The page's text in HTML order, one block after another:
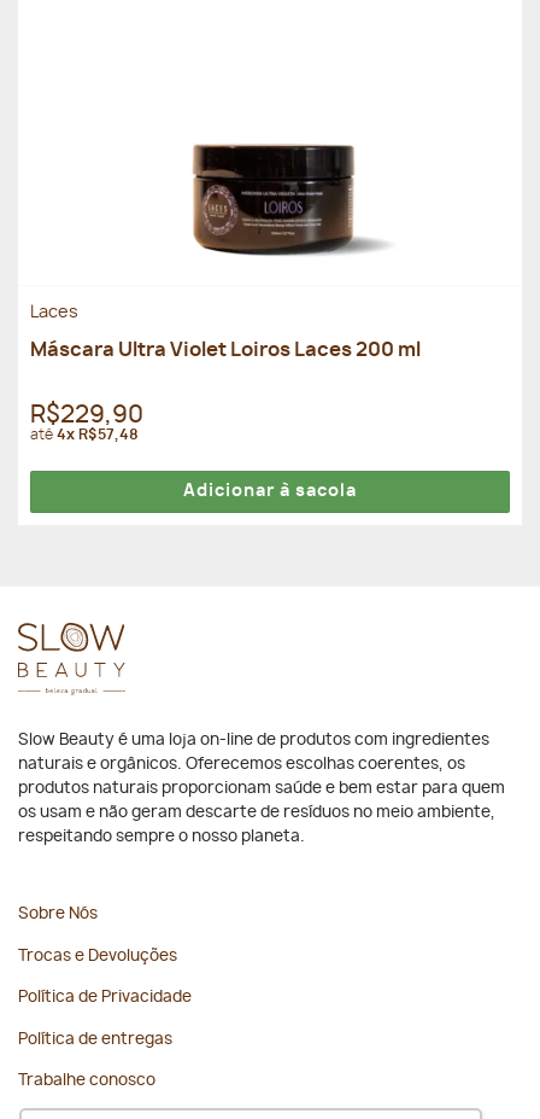
Laces
Máscara Ultra Violet Loiros Laces 200 ml
R$229,90
até4x R$57,48
Adicionar à sacola
Slow Beauty é uma loja on-line de produtos com ingredientes
naturais e orgânicos. Oferecemos escolhas coerentes, os
produtos naturais proporcionam saúde e bem estar para quem
os usam e não geram descarte de resíduos no meio ambiente,
respeitando sempre o nosso planeta.
Sobre Nós
Trocas e Devoluções
Política de Privacidade
Política de entregas
Trabalhe conosco